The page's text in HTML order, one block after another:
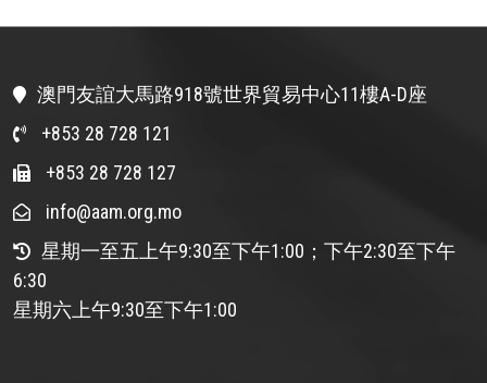
澳門友誼大馬路918號世界貿易中心11樓A-D座
+853 28 728 121
+853 28 728 127
info@aam.org.mo
星期一至五上午9:30至下午1:00；下午2:30至下午
6:30
星期六上午9:30至下午1:00